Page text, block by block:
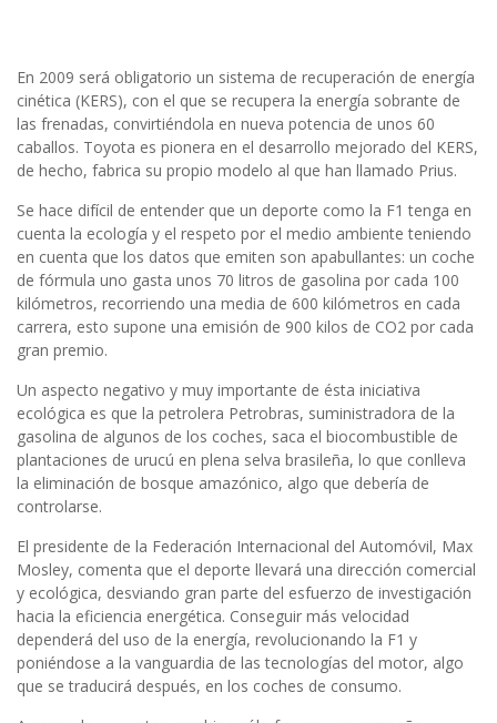
En 2009 será obligatorio un sistema de recuperación de energía
cinética (KERS), con el que se recupera la energía sobrante de
las frenadas, convirtiéndola en nueva potencia de unos 60
caballos. Toyota es pionera en el desarrollo mejorado del KERS,
de hecho, fabrica su propio modelo al que han llamado Prius.
Se hace difícil de entender que un deporte como la F1 tenga en
cuenta la ecología y el respeto por el medio ambiente teniendo
en cuenta que los datos que emiten son apabullantes: un coche
de fórmula uno gasta unos 70 litros de gasolina por cada 100
kilómetros, recorriendo una media de 600 kilómetros en cada
carrera, esto supone una emisión de 900 kilos de CO2 por cada
gran premio.
Un aspecto negativo y muy importante de ésta iniciativa
ecológica es que la petrolera Petrobras, suministradora de la
gasolina de algunos de los coches, saca el biocombustible de
plantaciones de urucú en plena selva brasileña, lo que conlleva
la eliminación de bosque amazónico, algo que debería de
controlarse.
El presidente de la Federación Internacional del Automóvil, Max
Mosley, comenta que el deporte llevará una dirección comercial
y ecológica, desviando gran parte del esfuerzo de investigación
hacia la eficiencia energética. Conseguir más velocidad
dependerá del uso de la energía, revolucionando la F1 y
poniéndose a la vanguardia de las tecnologías del motor, algo
que se traducirá después, en los coches de consumo.